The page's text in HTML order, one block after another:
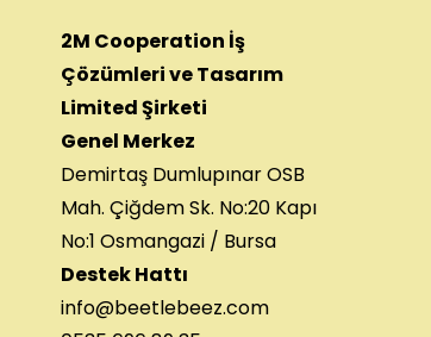
2M Cooperation İş
Çözümleri ve Tasarım
Limited Şirketi
Genel Merkez
Demirtaş Dumlupınar OSB
Mah. Çiğdem Sk. No:20 Kapı
No:1 Osmangazi / Bursa
Destek Hattı
info@beetlebeez.com